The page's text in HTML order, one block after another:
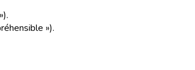
»).